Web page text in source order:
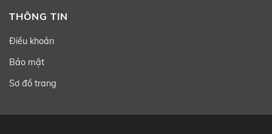
THÔNG TIN
Điều khoản
Bảo mật
Sơ đồ trang